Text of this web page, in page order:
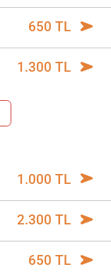
650 TL
1.300 TL
1.000 TL
2.300 TL
650 TL